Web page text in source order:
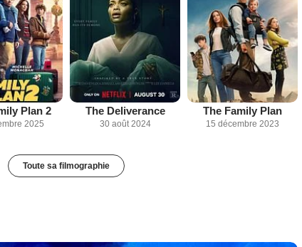
Plan 2
2025
The Deliverance
30 août 2024
The Family Plan
15 décembre 2023
Toute sa filmographie